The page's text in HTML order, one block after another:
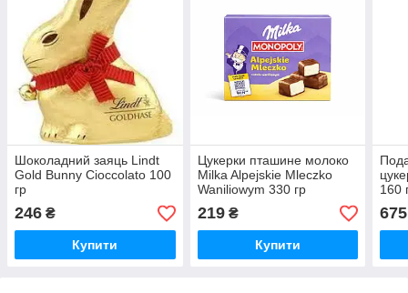
Шоколадний заяць Lindt
Gold Bunny Cioccolato 100
гр
246 ₴
Купити
Цукерки пташине молоко
Milka Alpejskie Mleczko
Waniliowym 330 гр
219₴
Купити
160
675